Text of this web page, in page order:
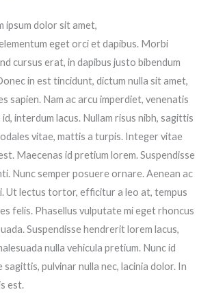
ipsum dolor sit amet,
eget orci et dapibus. Morbi
cursus erat, in dapibus justo bibendum
in est tincidunt, dictum nulla sit amet,
sapien. Nam ac arcu imperdiet, venenatis
id, interdum lacus. Nullam risus nibh, sagittis
vitae, mattis a turpis. Integer vitae
Maecenas id pretium lorem. Suspendisse
Nunc semper posuere ornare. Aenean ac
Ut lectus tortor, efficitur a leo at, tempus
felis. Phasellus vulputate mi eget rhoncus
Suspendisse hendrerit lorem lacus,
nulla vehicula pretium. Nunc id
sagittis, pulvinar nulla nec, lacinia dolor. In
est.